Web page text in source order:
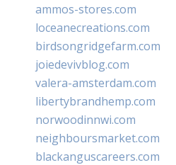
ammos-stores.com
loceanecreations.com
birdsongridgefarm.com
joiedevivblog.com
valera-amsterdam.com
libertybrandhemp.com
norwoodinnwi.com
neighboursmarket.com
blackanguscareers.com